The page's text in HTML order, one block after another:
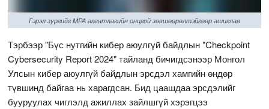
Гэрэл зургийг MPA агентлагийн онцгой зөвшөөрөлтэйгөөр ашиглав
Тэрбээр "Бүс нутгийн кибер аюулгүй байдлын "Checkpoint
Cybersecurity Report 2024" тайланд бичигдсэнээр Монгол
Улсын кибер аюулгүй байдлын эрсдэл хамгийн өндөр
түвшинд байгаа нь харагдсан. Бид цаашдаа эрсдэлийг
бууруулах чиглэлд ажиллах зайлшгүй хэрэгцээ